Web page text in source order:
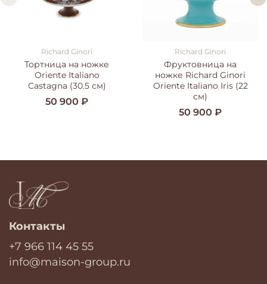
Richard Ginori
Тортница на ножке
Oriente Italiano
Castagna (30.5 см)
50 900 ₽
Richard Ginori
Фруктовница на
ножке Richard Ginori
Oriente Italiano Iris (22
см)
50 900 ₽
Контакты
+7 966 114 45 55
info@maison-group.ru